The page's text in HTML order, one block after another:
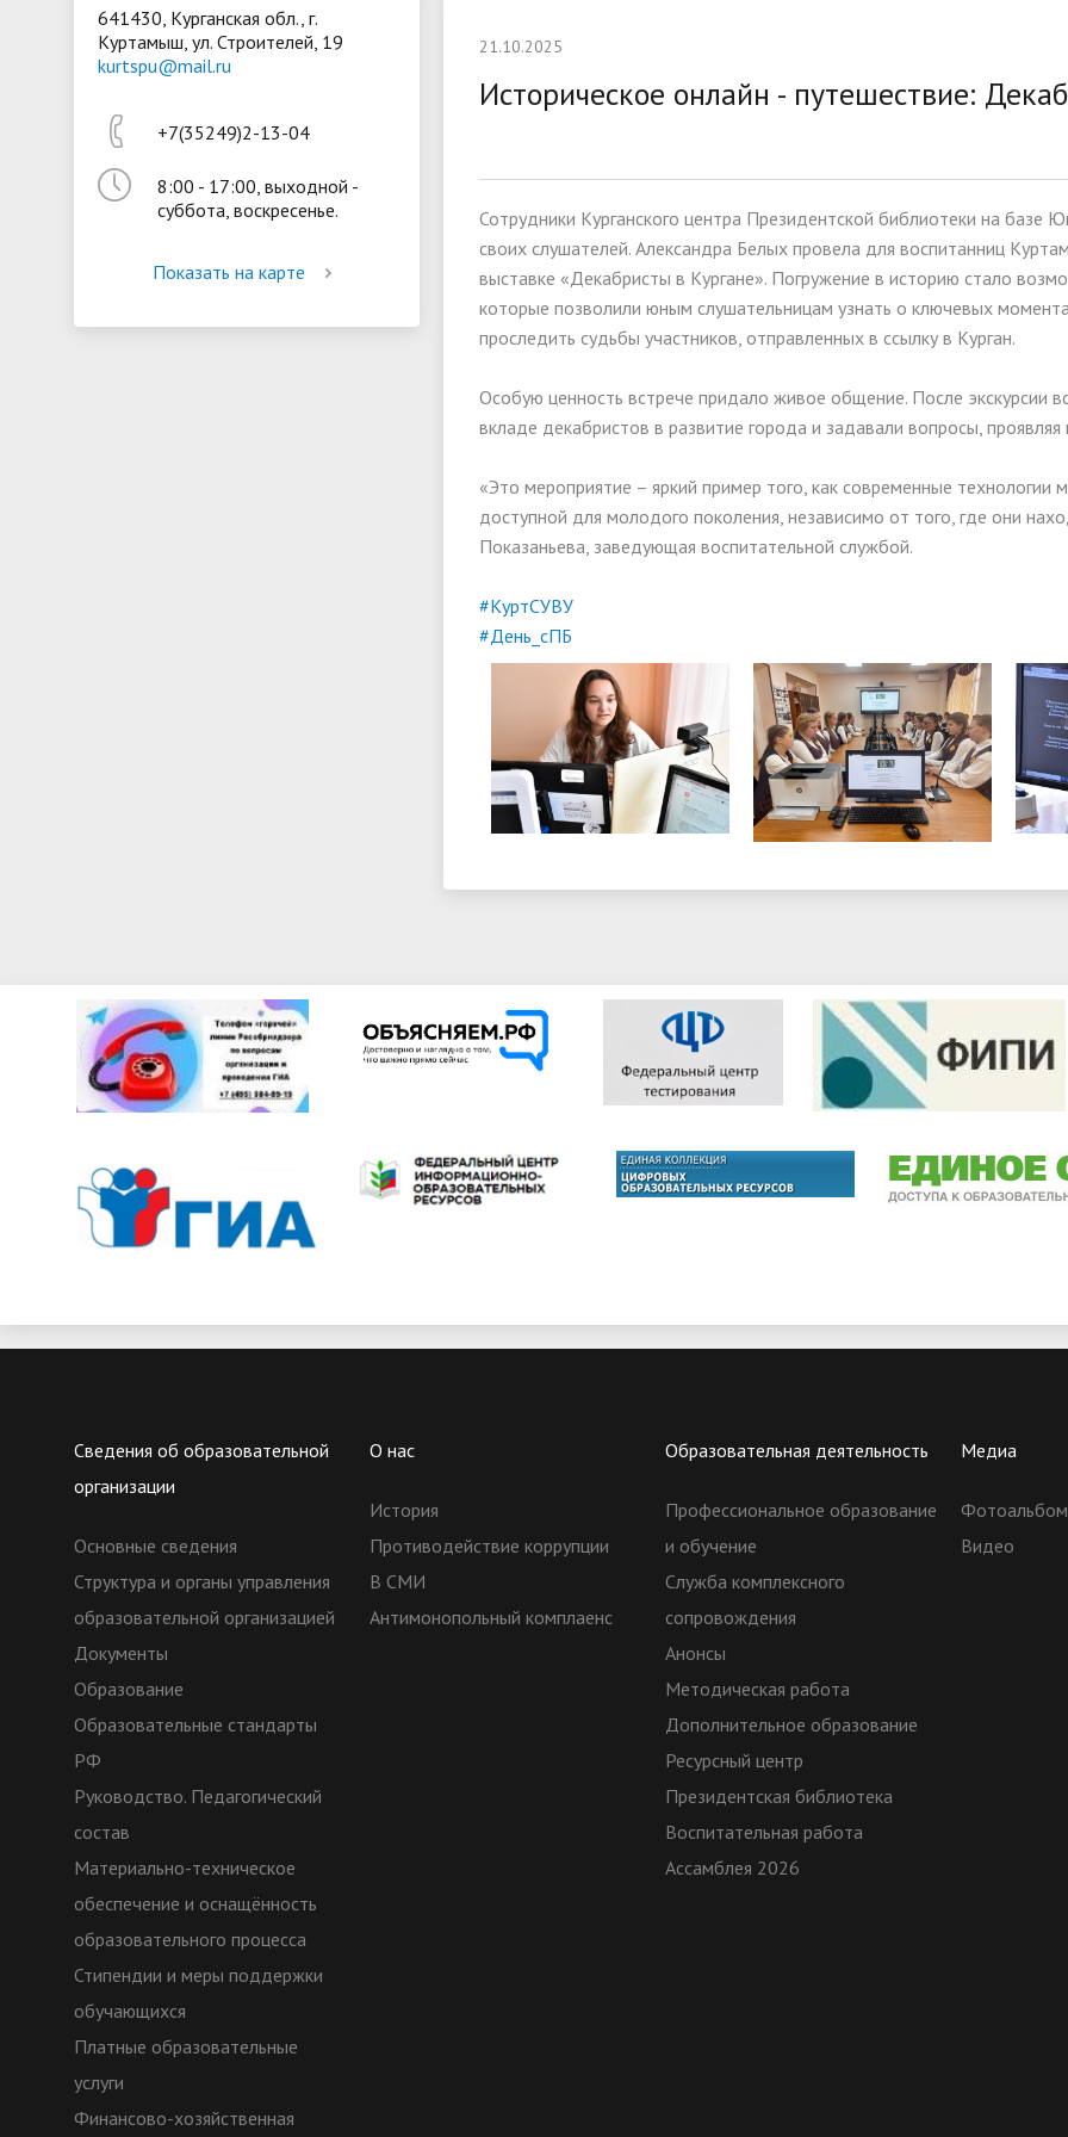
Материально-техническое
обеспечение и оснащённость
образовательного процесса
Стипендии и меры поддержки
обучающихся
Платные образовательные
Организация питания в
образовательной
Президентская библиотека
Воспитательная работа
641430, Курганская обл., г.
Куртамыш, ул. Строителей, 19
kurtspu@mail.ru
+7(35249)2-13-04
8:00 - 17:00, выходной -
суббота, воскресенье.
Показать на карте
21.10.2025
Историческое онлайн - путешествие:
Сотрудники Курганского центра Президентской библиотеки на базе
своих слушателей. Александра Белых провела для воспитанниц
выставке «Декабристы в Кургане». Погружение в историю стало
которые позволили юным слушательницам узнать о ключевых
проследить судьбы участников, отправленных в ссылку в Курган.
️Особую ценность встрече придало живое общение. После экскурсии
вкладе декабристов в развитие города и задавали вопросы,
«Это мероприятие – яркий пример того, как современные технологии
доступной для молодого поколения, независимо от того, где они
Показаньева, заведующая воспитательной службой.
#КуртСУВУ
#День_сПБ
Сведения об образовательной
организации
Основные сведения
Структура и органы управления
образовательной организацией
Документы
Образование
Образовательные стандарты
РФ
Руководство. Педагогический
состав
Материально-техническое
обеспечение и оснащённость
образовательного процесса
Стипендии и меры поддержки
обучающихся
Платные образовательные
услуги
Финансово-хозяйственная
О нас
История
Противодействие коррупции
В СМИ
Антимонопольный комплаенс
Образовательная деятельность
Профессиональное образование
и обучение
Служба комплексного
сопровождения
Анонсы
Методическая работа
Дополнительное образование
Ресурсный центр
Президентская библиотека
Воспитательная работа
Ассамблея 2026
Медиа
Видео